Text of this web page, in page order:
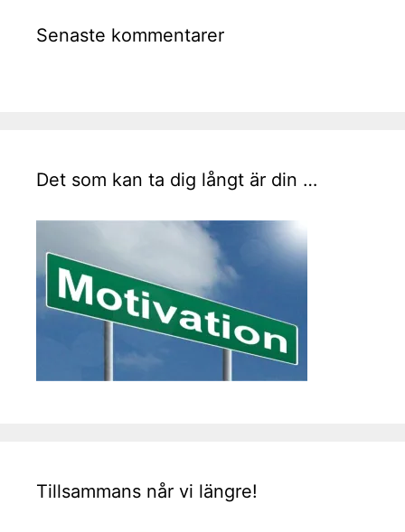
Senaste kommentarer
Det som kan ta dig långt är din …
Tillsammans når vi längre!